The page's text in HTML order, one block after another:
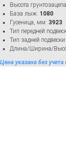
Высота
База лыж: 1080
Гусеница, мм: 3923
Тип передней
Тип задней подвески:
Длина/Ширина/
Цена указана без